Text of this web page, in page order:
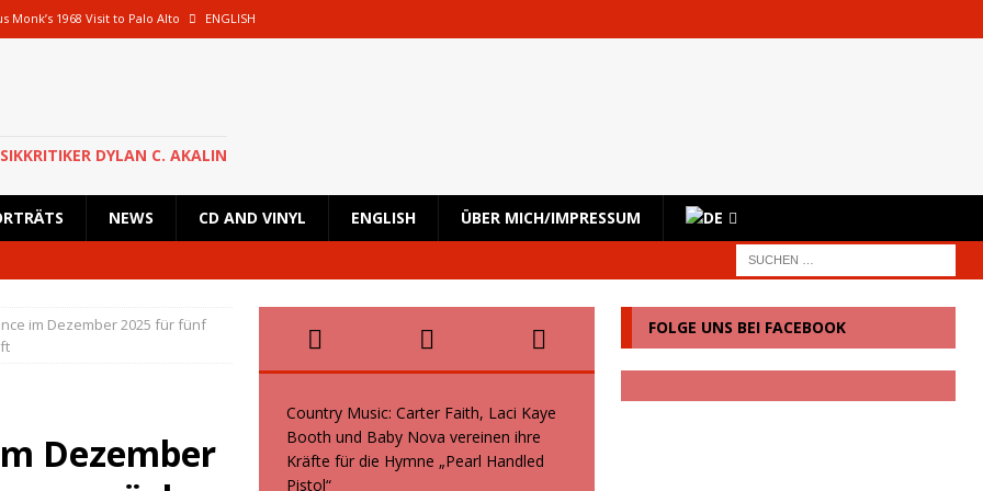
Monk’s 1968 Visit to Palo Alto ENGLISH
Creole and the Coconuts und Boogie Wonderstars machen den
italienische Fans machen den KunstRasen Bonn zu einem Platz der
DYLAN C. AKALIN
NEWS CD AND VINYL ENGLISH ÜBER MICH/IMPRESSUM
im Dezember 2025 für fünf
Dezember
Country Music: Carter Faith, Laci Kaye
Booth und Baby Nova vereinen ihre
Kräfte für die Hymne „Pearl Handled
Pistol“
FOLGE UNS BEI FACEBOOK